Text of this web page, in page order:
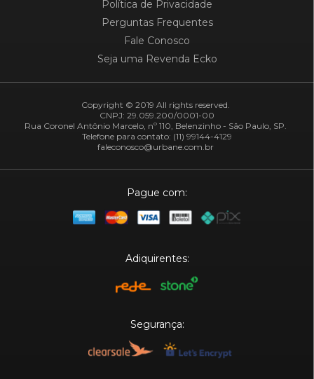
Política de Privacidade
Perguntas Frequentes
Fale Conosco
Seja uma Revenda Ecko
Copyright © 2019 All rights reserved.
CNPJ: 29.059.200/0001-00
Rua Coronel Antônio Marcelo, nº 110, Belenzinho - São Paulo, SP.
Telefone para contato: (11) 99144-4129
faleconosco@urbane.com.br
Pague com:
Adiquirentes:
Segurança: